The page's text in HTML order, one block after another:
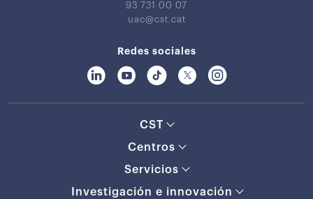
93 731 00 07
uac@cst.cat
Redes sociales
CST
Centros
Servicios
Investigación e innovación